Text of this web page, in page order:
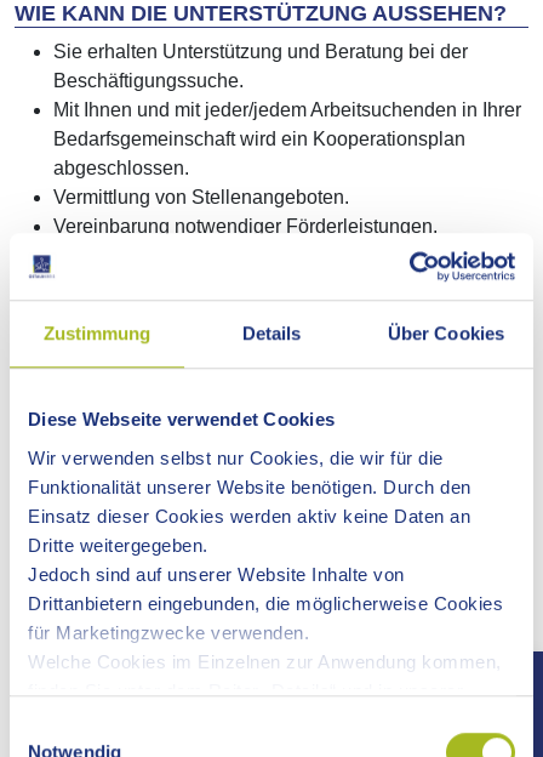
Zustimmung Details Über Cookies
Diese Webseite verwendet Cookies
Wir verwenden selbst nur Cookies, die wir für die
Funktionalität unserer Website benötigen. Durch den
Einsatz dieser Cookies werden aktiv keine Daten an
Dritte weitergegeben.
Jedoch sind auf unserer Website Inhalte von
Drittanbietern eingebunden, die möglicherweise Cookies
für Marketingzwecke verwenden.
Welche Cookies im Einzelnen zur Anwendung kommen,
finden Sie unter dem Reiter „Details“ und in unserer
Notwendig
WIE KANN DIE UNTERSTÜTZUNG AUSSEHEN?
Sie erhalten Unterstützung und Beratung bei der
Beschäftigungssuche.
Mit Ihnen und mit jeder/jedem Arbeitsuchenden in Ihrer
Bedarfsgemeinschaft wird ein Kooperationsplan
abgeschlossen.
Vermittlung von Stellenangeboten.
Vereinbarung notwendiger Förderleistungen.
Information über weitergehende Beratungsangebote
und Dienstleistungen.
WELCHE HILFEN KÖNNEN SIE BEKOMMEN?
Arbeitsplatz zu finden. In einem ausführlichen Gespräch
erarbeitet Ihre persönliche Ansprechperson gemeinsam mit
Ihnen einen Kooperationsplan. Darin
werden alle Schritte festgelegt, die Ihre Chancen auf
dem Ausbildungs-, oder Arbeitsmarkt erhöhen
werden nach den Grundsätzen "Fördern und Fordern"
die Eingliederungsleistungen und Ihre persönlichen
Aufgaben und Pflichten festgehalten
Ansprechperson und passen Sie gegebenenfalls an.